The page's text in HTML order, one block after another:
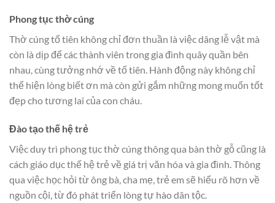
Phong tục thờ cúng
Thờ cúng tổ tiên không chỉ đơn thuần là việc dâng lễ vật mà
còn là dịp để các thành viên trong gia đình quây quần bên
nhau, cùng tưởng nhớ về tổ tiên. Hành động này không chỉ
thể hiện lòng biết ơn mà còn gửi gắm những mong muốn tốt
đẹp cho tương lai của con cháu.
Đào tạo thế hệ trẻ
Việc duy trì phong tục thờ cúng thông qua bàn thờ gỗ cũng là
cách giáo dục thế hệ trẻ về giá trị văn hóa và gia đình. Thông
qua việc học hỏi từ ông bà, cha mẹ, trẻ em sẽ hiểu rõ hơn về
nguồn cội, từ đó phát triển lòng tự hào dân tộc.